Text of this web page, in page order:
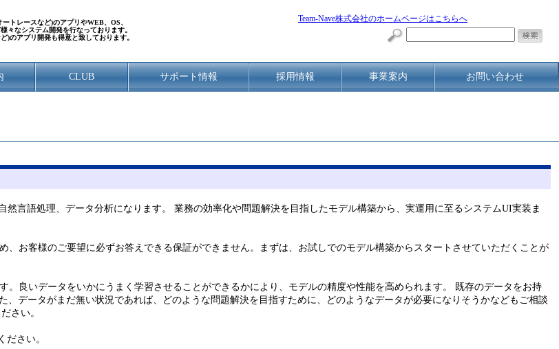
トレースなど)のアプリやWEB、OS、
々なシステム開発を行なっております。
)のアプリ開発も得意と致しております。
Team-Nave株式会社のホームページはこちらへ
CLUB サポート情報 採用情報 事業案内 お問い合わせ
言語処理、データ分析になります。 業務の効率化や問題解決を目指したモデル構築から、実運用に至るシステムUI実装ま
お客様のご要望に必ずお答えできる保証ができません。まずは、お試しでのモデル構築からスタートさせていただくことが
良いデータをいかにうまく学習させることができるかにより、モデルの精度や性能を高められます。 既存のデータをお持
データがまだ無い状況であれば、どのような問題解決を目指すために、どのようなデータが必要になりそうかなどもご相談
さい。
さい。